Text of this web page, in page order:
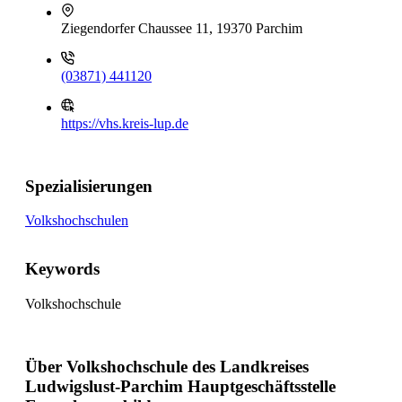
Ziegendorfer Chaussee 11, 19370 Parchim
(03871) 441120
https://vhs.kreis-lup.de
Spezialisierungen
Volkshochschulen
Keywords
Volkshochschule
Über Volkshochschule des Landkreises
Ludwigslust-Parchim Hauptgeschäftsstelle